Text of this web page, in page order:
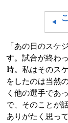
「あの日のスケ
す。試合が終わ
時。私はそのス
をしたのは当然
く他の選手であ
で、そのことが
ありがたく思っ